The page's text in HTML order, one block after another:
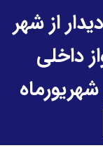
از شهر
داخلی